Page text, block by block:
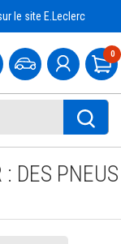
le site E.Leclerc
0
DES PNEUS